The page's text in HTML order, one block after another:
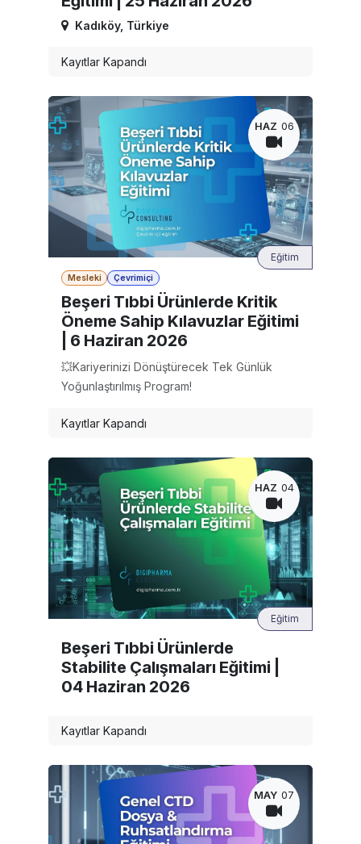
Kadıköy, Türkiye
Kayıtlar Kapandı
HAZ 06
Mesleki Çevrimiçi
Beşeri Tıbbi Ürünlerde Kritik
Öneme Sahip Kılavuzlar Eğitimi
| 6 Haziran 2026
💥Kariyerinizi Dönüştürecek Tek Günlük
Yoğunlaştırılmış Program!
Eğitim
Kayıtlar Kapandı
HAZ 04
Beşeri Tıbbi Ürünlerde
Stabilite Çalışmaları Eğitimi |
04 Haziran 2026
Eğitim
Kayıtlar Kapandı
MAY 07